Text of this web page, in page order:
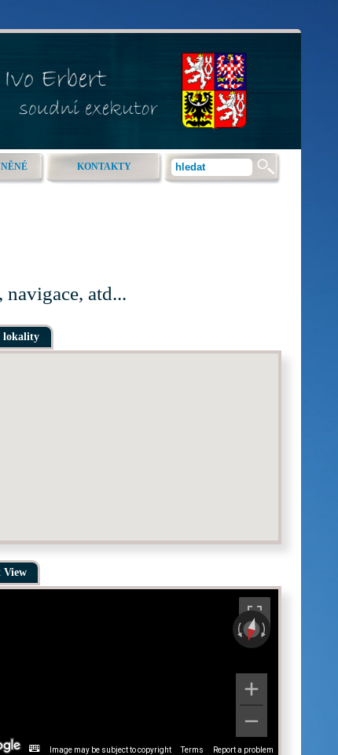
KONTAKTY
atd...
lokality
View
Image may be subject to copyright Terms Report a problem